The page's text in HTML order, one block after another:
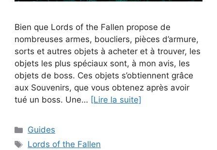
Bien que Lords of the Fallen propose de
nombreuses armes, boucliers, pièces d’armure,
sorts et autres objets à acheter et à trouver, les
objets les plus spéciaux sont, à mon avis, les
objets de boss. Ces objets s’obtiennent grâce
aux Souvenirs, que vous obtenez après avoir
tué un boss. Une… [Lire la suite]
Catégories
Guides
Étiquettes
Lords of the Fallen